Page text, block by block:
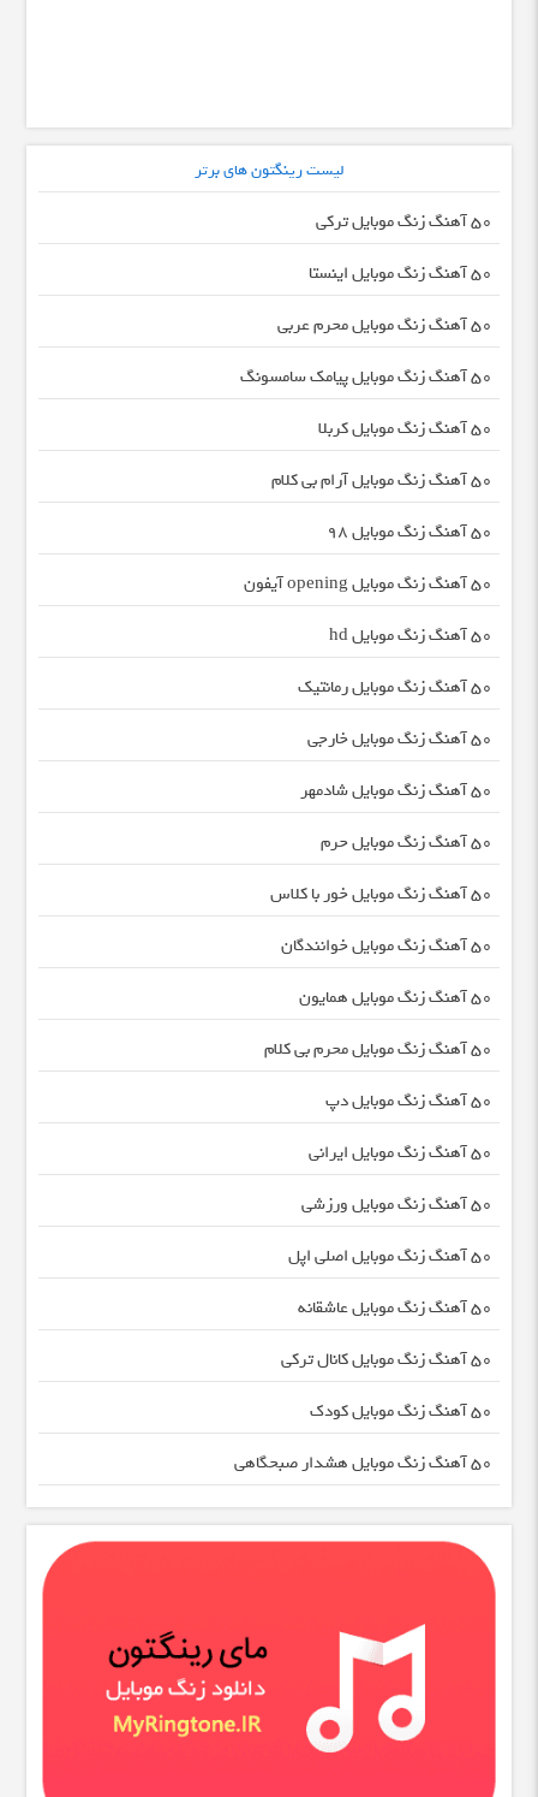
لیست رینگتون های برتر
50 آهنگ زنگ موبایل ترکی
50 آهنگ زنگ موبایل اینستا
50 آهنگ زنگ موبایل محرم عربی
50 آهنگ زنگ موبایل پیامک سامسونگ
50 آهنگ زنگ موبایل کربلا
50 آهنگ زنگ موبایل آرام بی کلام
50 آهنگ زنگ موبایل 98
50 آهنگ زنگ موبایل opening آیفون
50 آهنگ زنگ موبایل hd
50 آهنگ زنگ موبایل رمانتیک
50 آهنگ زنگ موبایل خارجی
50 آهنگ زنگ موبایل شادمهر
50 آهنگ زنگ موبایل حرم
50 آهنگ زنگ موبایل خور با کلاس
50 آهنگ زنگ موبایل خوانندگان
50 آهنگ زنگ موبایل همایون
50 آهنگ زنگ موبایل محرم بی کلام
50 آهنگ زنگ موبایل دپ
50 آهنگ زنگ موبایل ایرانی
50 آهنگ زنگ موبایل ورزشی
50 آهنگ زنگ موبایل اصلی اپل
50 آهنگ زنگ موبایل عاشقانه
50 آهنگ زنگ موبایل کانال ترکی
50 آهنگ زنگ موبایل کودک
50 آهنگ زنگ موبایل هشدار صبحگاهی